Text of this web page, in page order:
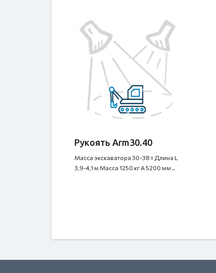
Рукоять Arm30.40
Масса экскаватора 30-38 т Длина L
3,9-4,1 м Масса 1250 кг A 5200 мм ..